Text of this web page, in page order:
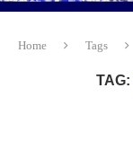
Home Tags
TAG: